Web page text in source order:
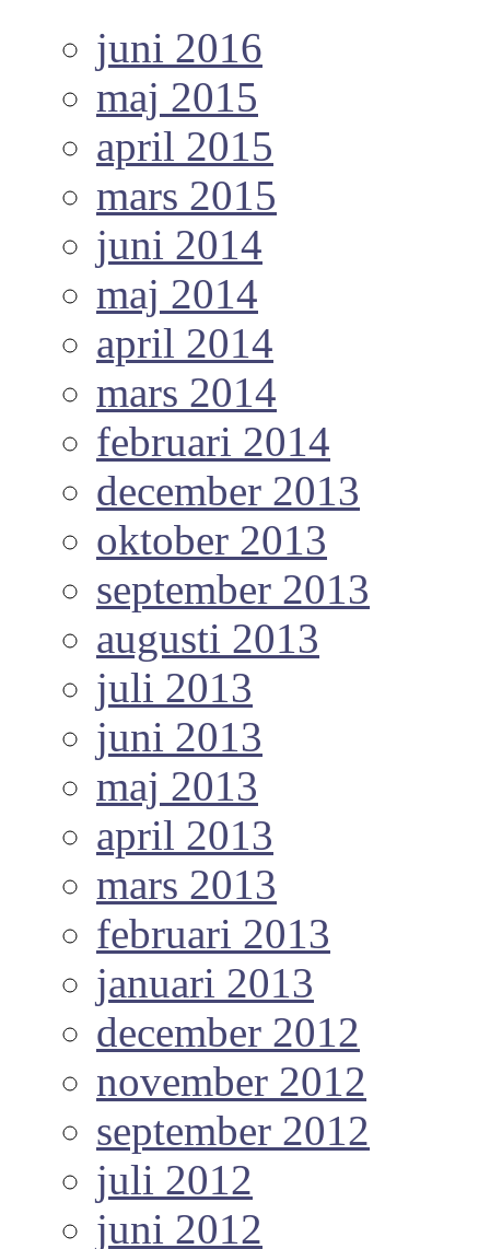
juni 2016
maj 2015
april 2015
mars 2015
juni 2014
maj 2014
april 2014
mars 2014
februari 2014
december 2013
oktober 2013
september 2013
augusti 2013
juli 2013
juni 2013
maj 2013
april 2013
mars 2013
februari 2013
januari 2013
december 2012
november 2012
september 2012
juli 2012
juni 2012